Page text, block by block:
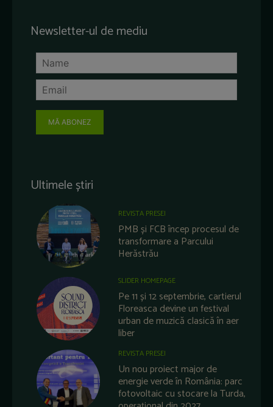
Newsletter-ul de mediu
MĂ ABONEZ
Ultimele știri
REVISTA PRESEI
PMB și FCB încep procesul de
transformare a Parcului
Herăstrău
SLIDER HOMEPAGE
Pe 11 și 12 septembrie, cartierul
Floreasca devine un festival
urban de muzică clasică în aer
liber
REVISTA PRESEI
Un nou proiect major de
energie verde în România: parc
fotovoltaic cu stocare la Turda,